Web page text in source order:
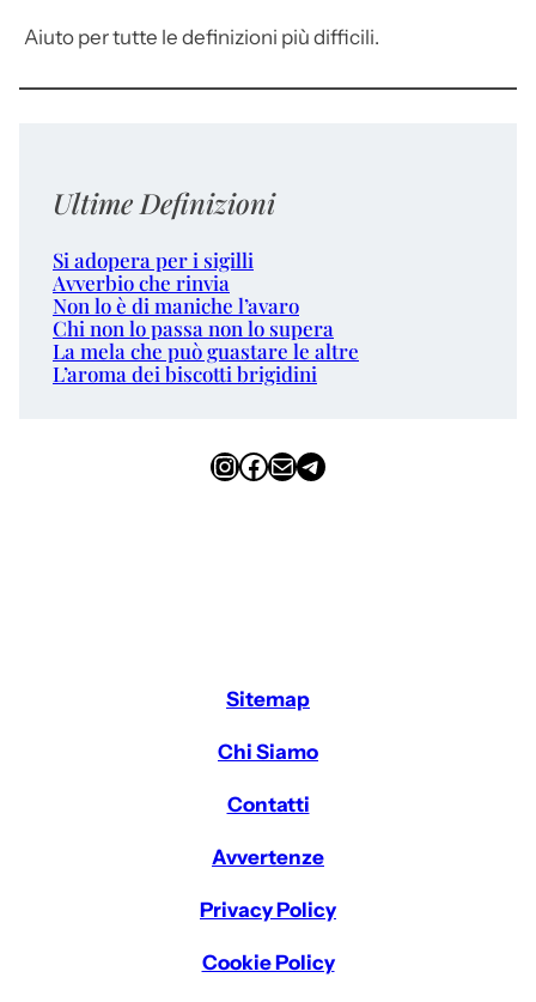
Aiuto per tutte le definizioni più difficili.
Ultime Definizioni
Si adopera per i sigilli
Avverbio che rinvia
Non lo è di maniche l’avaro
Chi non lo passa non lo supera
La mela che può guastare le altre
L’aroma dei biscotti brigidini
InstagramFacebook Email Telegram
Sitemap
Chi Siamo
Contatti
Avvertenze
Privacy Policy
Cookie Policy